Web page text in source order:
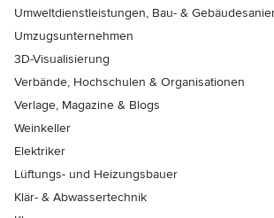
Umweltdienstleistungen, Bau- &
Umzugsunternehmen
3D-Visualisierung
Verbände, Hochschulen & Organisationen
Verlage, Magazine & Blogs
Weinkeller
Elektriker
Lüftungs- und Heizungsbauer
Klär- & Abwassertechnik